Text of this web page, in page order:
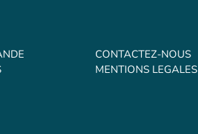
CONTACTEZ-NOUS
MENTIONS LEGALES